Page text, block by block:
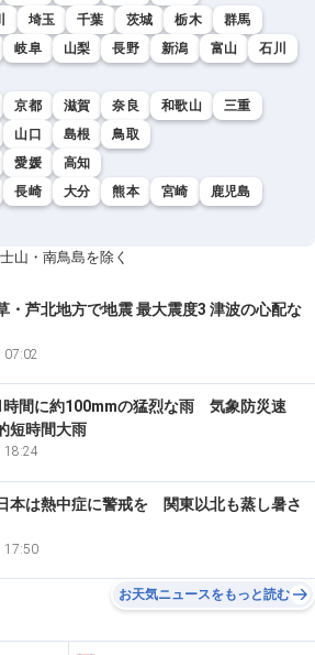
2.8m/s
2.4m/s
2.4m/s
2.2m/s
埼玉 千葉 茨城 栃木 群馬
岐阜 山梨 長野 新潟 富山
石川
京都 滋賀 奈良 和歌山 三重
山口 島根 鳥取
愛媛 高知
長崎 大分 熊本 宮崎 鹿児島
山・南鳥島を除く
・芦北地方で地震 最大震度3 津波の心配な
07:02
時間に約100mmの猛烈な雨 気象防災速
短時間大雨
18:24
本は熱中症に警戒を 関東以北も蒸し暑さ
17:50
お天気ニュースをもっと読む